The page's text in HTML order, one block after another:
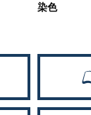
染色